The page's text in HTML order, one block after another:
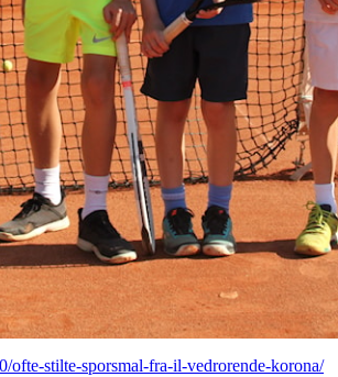
ofte-stilte-sporsmal-fra-il-vedrorende-korona/